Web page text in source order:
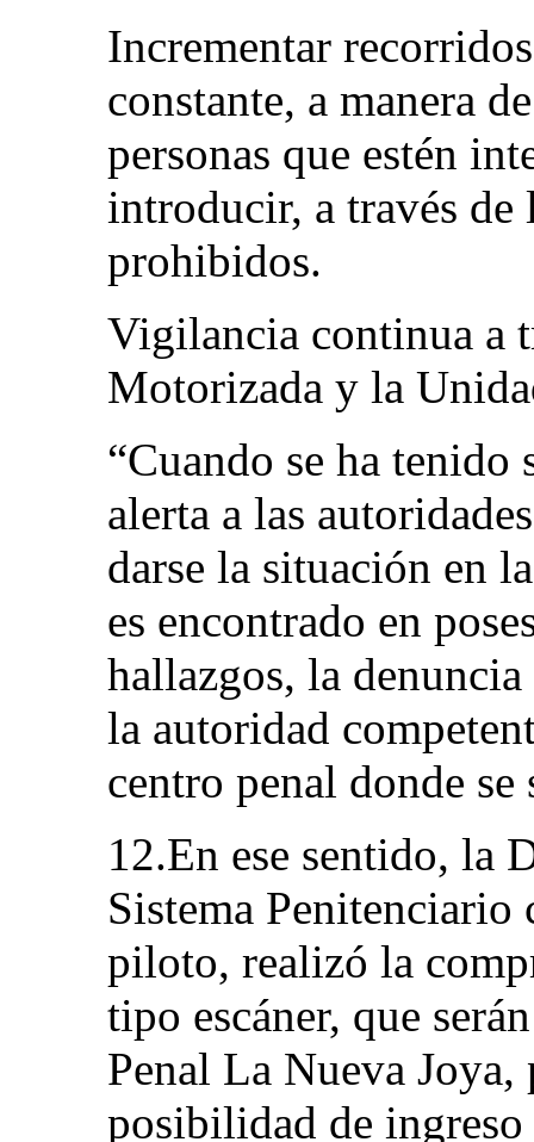
Incrementar
constante, a manera
personas que estén
introducir, a través de
prohibidos.
Vigilancia continua a
Motorizada y la
“Cuando se ha tenido
alerta a las
darse la situación en
es encontrado en
hallazgos, la
la autoridad
centro penal donde
12.En ese sentido, la
Sistema Penitenciario
piloto, realizó la
tipo escáner, que
Penal La Nueva
posibilidad de